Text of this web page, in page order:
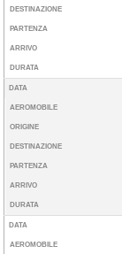
DESTINAZIONE
PARTENZA
ARRIVO
DURATA
DATA
AEROMOBILE
ORIGINE
DESTINAZIONE
PARTENZA
ARRIVO
DURATA
DATA
AEROMOBILE